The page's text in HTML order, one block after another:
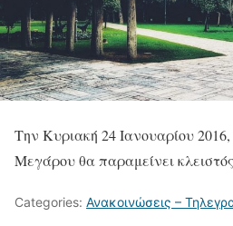
Την Κυριακή 24 Ιανουαρίου
Μεγάρου θα παραμείνει
Categories: Ανακοινώσεις –